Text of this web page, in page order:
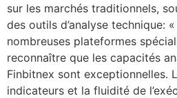
sur les marchés traditionnels,
des outils d’analyse technique:
nombreuses plateformes
reconnaître que les capacités
Finbitnex sont exceptionnelles.
indicateurs et la fluidité de